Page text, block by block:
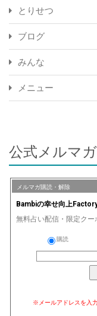
とりせつ
ブログ
みんな
メニュー
公式メルマガ
メルマガ購読・解除
Bambiの幸せ向上
無料占い配信・限定クー
購読
※メールアドレスを入